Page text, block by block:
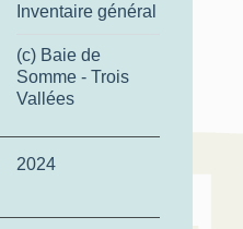
Inventaire général
(c) Baie de
Somme - Trois
Vallées
2024